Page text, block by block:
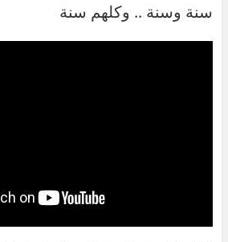
سنة وسنة .. وكلهم سنة